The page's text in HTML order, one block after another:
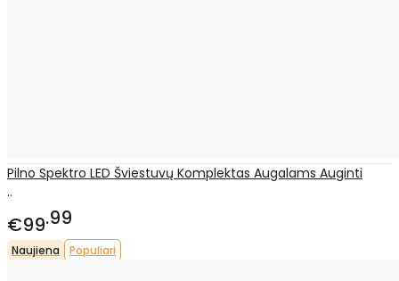
Pilno Spektro LED Šviestuvų Komplektas Augalams Auginti
..
€99 99
Naujiena Populiari